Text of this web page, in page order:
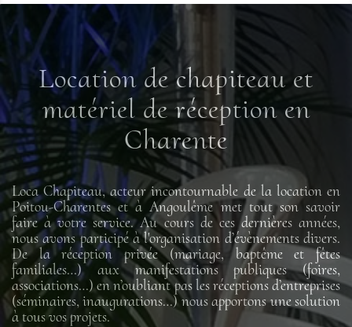
Location de chapiteau et
matériel de réception en
Charente
Loca Chapiteau, acteur incontournable de la location en
Poitou-Charentes et à Angoulême met tout son savoir
faire à votre service. Au cours de ces dernières années,
nous avons participé à l'organisation d’évènements divers.
De la réception privée (mariage, baptême et fêtes
familiales…) aux manifestations publiques (foires,
associations…) en n’oubliant pas les réceptions d’entreprises
(séminaires, inaugurations…) nous apportons une solution
à tous vos projets.